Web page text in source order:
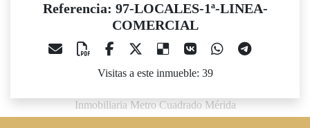
Referencia: 97-LOCALES-1ª-LINEA-
COMERCIAL
Visitas a este inmueble: 39
Inmobiliaria Metro Cuadrado Mérida